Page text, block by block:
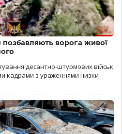
позбавляють ворога живої
десантно-штурмових військ
кадрами з ураженнями низки